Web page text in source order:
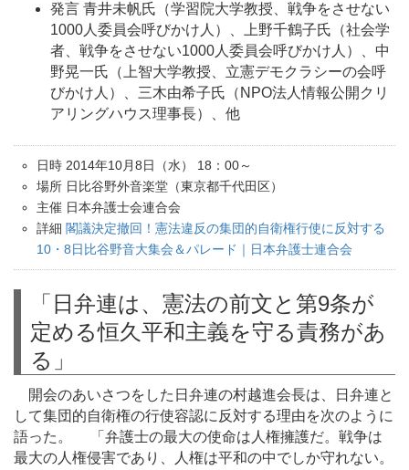
発言 青井未帆氏（学習院大学教授、戦争をさせない
1000人委員会呼びかけ人）、上野千鶴子氏（社会学
者、戦争をさせない1000人委員会呼びかけ人）、中
野晃一氏（上智大学教授、立憲デモクラシーの会呼
びかけ人）、三木由希子氏（NPO法人情報公開クリ
アリングハウス理事長）、他
日時 2014年10月8日（水） 18：00～
場所 日比谷野外音楽堂（東京都千代田区）
主催 日本弁護士会連合会
詳細 閣議決定撤回！憲法違反の集団的自衛権行使に反対する
10・8日比谷野音大集会＆パレード｜日本弁護士連合会
「日弁連は、憲法の前文と第9条が
定める恒久平和主義を守る責務があ
る」
開会のあいさつをした日弁連の村越進会長は、日弁連と
して集団的自衛権の行使容認に反対する理由を次のように
語った。 「弁護士の最大の使命は人権擁護だ。戦争は
最大の人権侵害であり、人権は平和の中でしか守れない。